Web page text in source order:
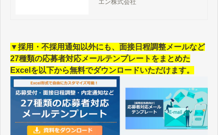
金、サービス詳細、特徴、評判、採
エン株式会社
▼採用・不採用通知以外にも、面接日程調整メールなど
27種類の応募者対応メールテンプレートをまとめた
Excelを以下から無料でダウンロードいただけます。